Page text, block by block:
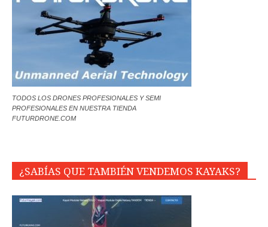
TODOS LOS DRONES PROFESIONALES Y SEMI
PROFESIONALES EN NUESTRA TIENDA
FUTURDRONE.COM
¿SABÍAS QUE TAMBIÉN VENDEMOS KAYAKS?